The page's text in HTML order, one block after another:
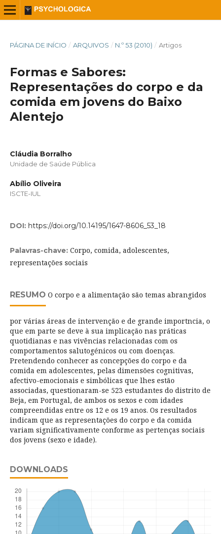
PÁGINA DE INÍCIO / ARQUIVOS / N.º 53 (2010) / Artigos
Formas e Sabores:
Representações do corpo e da
comida em jovens do Baixo
Alentejo
Cláudia Borralho
Unidade de Saúde Pública
Abílio Oliveira
ISCTE-IUL
DOI: https://doi.org/10.14195/1647-8606_53_18
Palavras-chave: Corpo, comida, adolescentes,
representações sociais
RESUMO O corpo e a alimentação são temas abrangidos
por várias áreas de intervenção e de grande importncia, o
que em parte se deve à sua implicação nas práticas
quotidianas e nas vivências relacionadas com os
comportamentos salutogénicos ou com doenças.
Pretendendo conhecer as concepções do corpo e da
comida em adolescentes, pelas dimensões cognitivas,
afectivo-emocionais e simbólicas que lhes estão
associadas, questionaram-se 523 estudantes do distrito de
Beja, em Portugal, de ambos os sexos e com idades
compreendidas entre os 12 e os 19 anos. Os resultados
indicam que as representações do corpo e da comida
variam significativamente conforme as pertenças sociais
dos jovens (sexo e idade).
DOWNLOADS